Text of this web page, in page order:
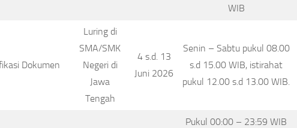
WIB
Dokumen
Luring di
SMA/SMK
Negeri di
Jawa
Tengah
4 s.d. 13
Juni 2026
Senin – Sabtu pukul 08.00
s.d 15.00 WIB, istirahat
pukul 12.00 s.d 13.00 WIB.
Pukul 00:00 – 23:59 WIB